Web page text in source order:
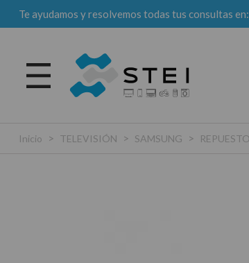
Te ayudamos y resolvemos todas tus consultas en:
Inicio > TELEVISIÓN > SAMSUNG >